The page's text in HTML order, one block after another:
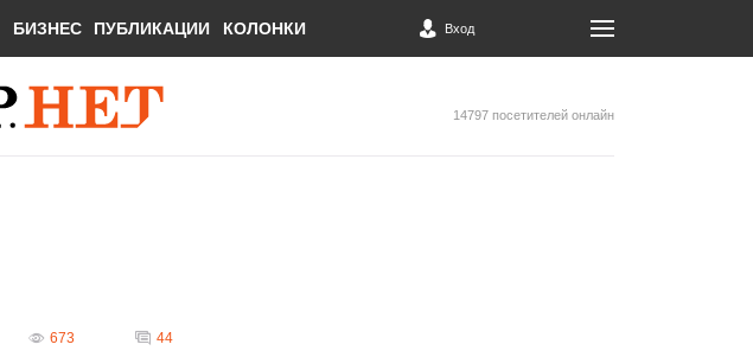
БИЗНЕС ПУБЛИКАЦИИ КОЛОНКИ Вход
14797 посетителей онлайн
673 44